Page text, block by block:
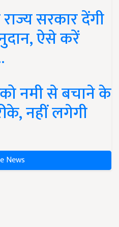
सरकार देंगी
ऐसे करें
नमी से बचाने के
नहीं लगेगी
News